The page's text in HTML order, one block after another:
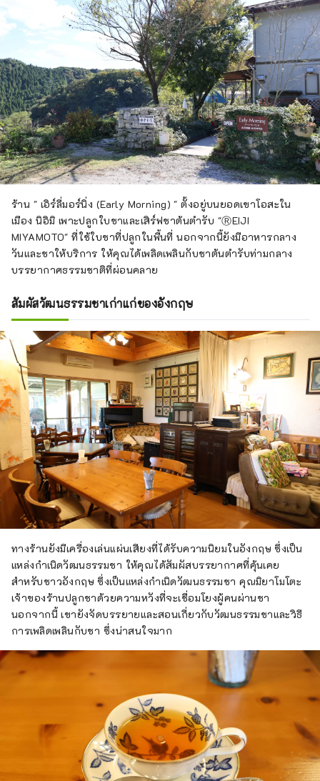
ร้าน " เอิร์ลี่มอร์นิ่ง (Early Morning) " ตั้งอยู่บนยอดเขาโอสะใน
เมือง นิอิมิ เพาะปลูกใบชาและเสิร์ฟชาต้นตำรับ "ⓇEIJI
MIYAMOTO" ที่ใช้ใบชาที่ปลูกในพื้นที่ นอกจากนี้ยังมีอาหารกลาง
วันและชาให้บริการ ให้คุณได้เพลิดเพลินกับชาต้นตำรับท่ามกลาง
บรรยากาศธรรมชาติที่ผ่อนคลาย
สัมผัสวัฒนธรรมชาเก่าแก่ของอังกฤษ
ทางร้านยังมีเครื่องเล่นแผ่นเสียงที่ได้รับความนิยมในอังกฤษ ซึ่งเป็น
แหล่งกำเนิดวัฒนธรรมชา ให้คุณได้สัมผัสบรรยากาศที่คุ้นเคย
สำหรับชาวอังกฤษ ซึ่งเป็นแหล่งกำเนิดวัฒนธรรมชา คุณมิยาโมโตะ
เจ้าของร้านปลูกชาด้วยความหวังที่จะเชื่อมโยงผู้คนผ่านชา
นอกจากนี้ เขายังจัดบรรยายและสอนเกี่ยวกับวัฒนธรรมชาและวิธี
การเพลิดเพลินกับชา ซึ่งน่าสนใจมาก